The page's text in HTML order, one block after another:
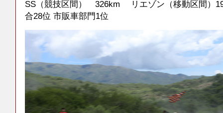
SS（競技区間） 326km リエゾン（移動区間）
合28位 市販車部門1位